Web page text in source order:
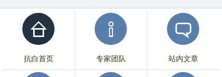
抗白首页 专家团队 站内文章